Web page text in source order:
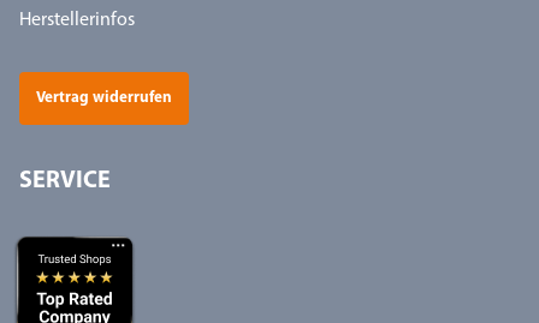
Herstellerinfos
Vertrag widerrufen
SERVICE